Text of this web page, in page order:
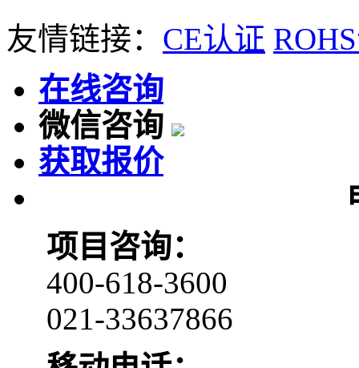
友情链接： CE认证
在线咨询
微信咨询
获取报价
项目咨询：
400-618-3600
021-33637866